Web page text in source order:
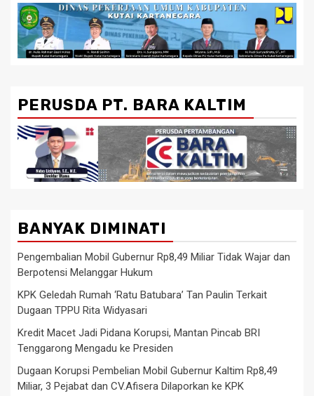
PERUSDA PT. BARA KALTIM
BANYAK DIMINATI
Pengembalian Mobil Gubernur Rp8,49 Miliar Tidak Wajar dan
Berpotensi Melanggar Hukum
KPK Geledah Rumah ‘Ratu Batubara’ Tan Paulin Terkait
Dugaan TPPU Rita Widyasari
Kredit Macet Jadi Pidana Korupsi, Mantan Pincab BRI
Tenggarong Mengadu ke Presiden
Dugaan Korupsi Pembelian Mobil Gubernur Kaltim Rp8,49
Miliar, 3 Pejabat dan CV.Afisera Dilaporkan ke KPK